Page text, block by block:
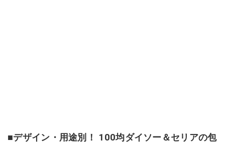
■デザイン・用途別！ 100均ダイソー＆セリアの包